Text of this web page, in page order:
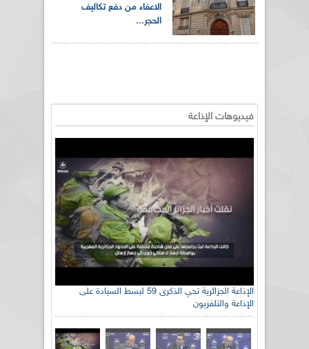
الاعفاء من دفع تكاليف
الحجر...
فيديوهات الإذاعة
الإذاعة الجزائرية تحي الذكرى 59 لبسط السيادة على
الإذاعة والتلفزيون